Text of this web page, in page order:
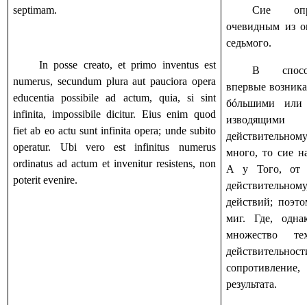
septimam.
In posse creato, et primo inventus est
numerus, secundum plura aut pauciora opera
educentia possibile ad actum, quia, si sint
infinita, impossibile dicitur. Eius enim quod
fiet ab eo actu sunt infinita opera; unde subito
operatur. Ubi vero est infinitus numerus
ordinatus ad actum et invenitur resistens, non
poterit evenire.
Сие
очевидным из
седьмого.
В
впервые
бóльшими или
много, то сие
А у Того, от
действий;
миг. Где,
множество
результата.